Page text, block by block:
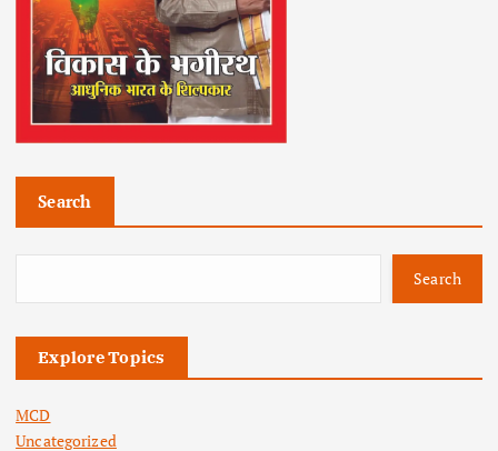
Search
Search
Explore Topics
MCD
Uncategorized